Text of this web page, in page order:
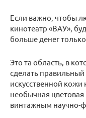
Если важно, чтобы
кинотеатр «ВАУ»,
больше денег
Это та область, в
сделать
искусственной
необычная
винтажным научно-